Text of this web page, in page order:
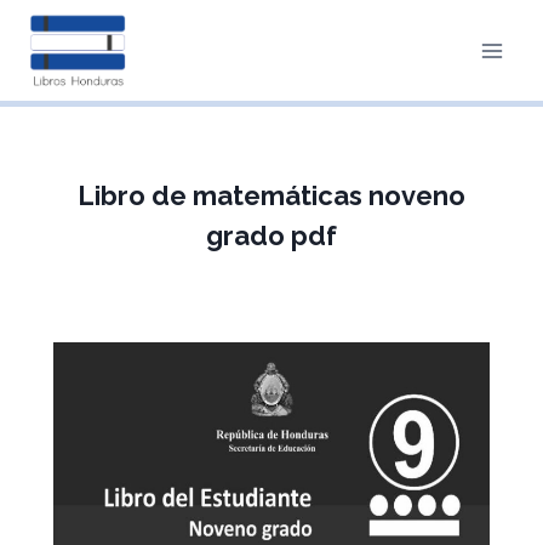
Saltar
contenido
Libro de matemáticas noveno
grado pdf